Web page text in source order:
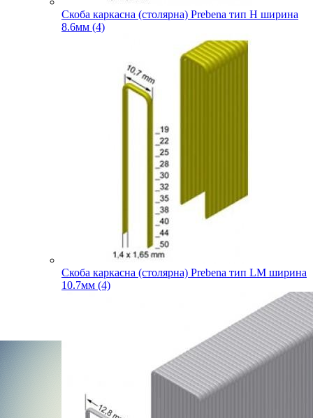
Скоба каркасна (столярна) Prebena тип H ширина
8.6мм (4)
Скоба каркасна (столярна) Prebena тип LM ширина
10.7мм (4)